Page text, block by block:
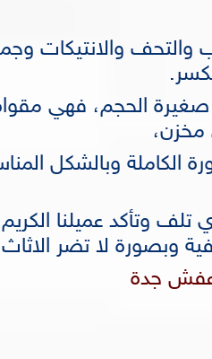
والتحف والانتيكات
الحجم، فهي
مخزن،
الكاملة وبالشكل
وتأكد عميلنا
وبصورة لا تضر
عفش جدة